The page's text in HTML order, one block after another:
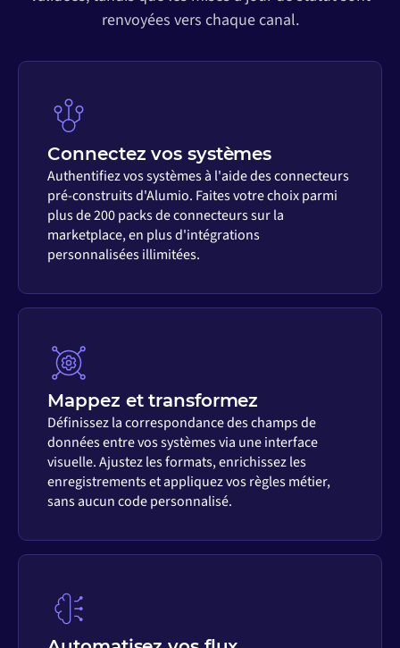
renvoyées vers chaque canal.
Connectez vos systèmes
Authentifiez vos systèmes à l'aide des connecteurs
pré-construits d'Alumio. Faites votre choix parmi
plus de 200 packs de connecteurs sur la
marketplace, en plus d'intégrations
personnalisées illimitées.
Mappez et transformez
Définissez la correspondance des champs de
données entre vos systèmes via une interface
visuelle. Ajustez les formats, enrichissez les
enregistrements et appliquez vos règles métier,
sans aucun code personnalisé.